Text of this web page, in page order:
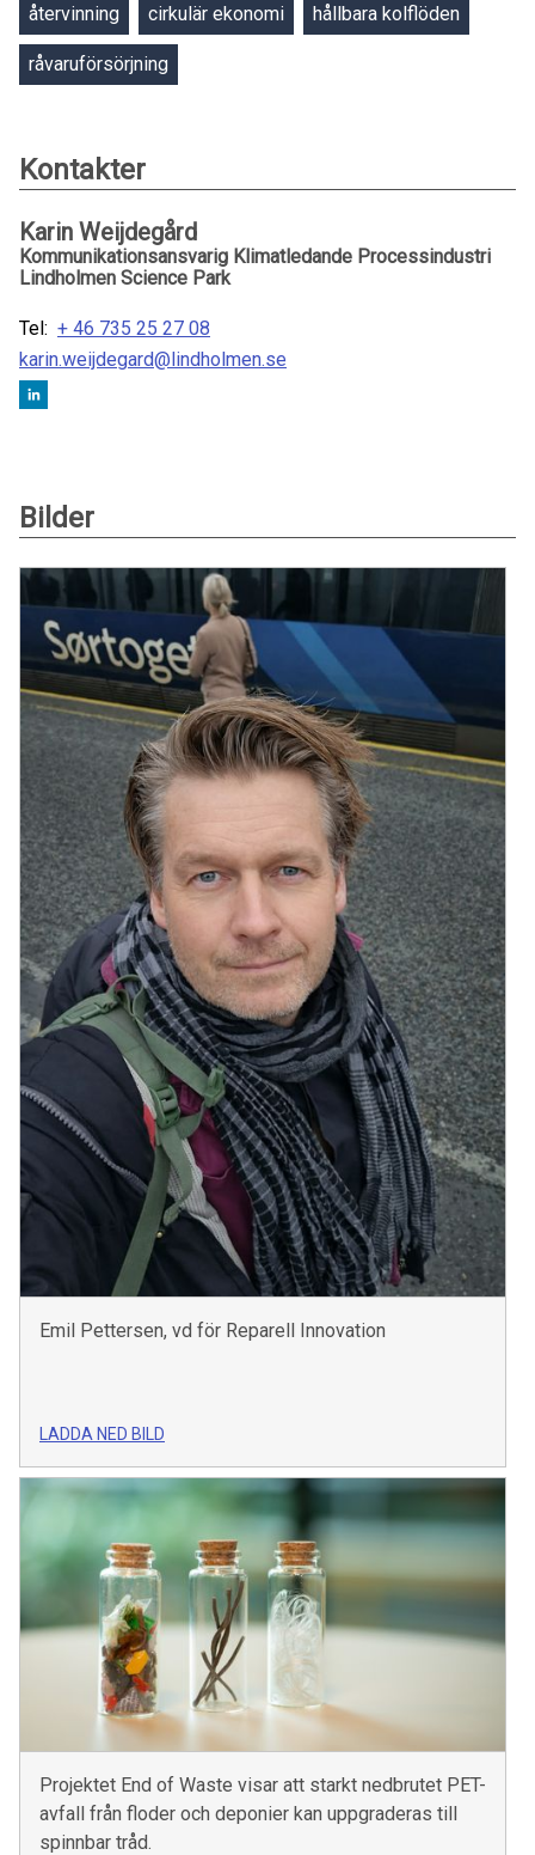
återvinning cirkulär ekonomi hållbara kolflöden
råvaruförsörjning
Kontakter
Karin Weijdegård
Kommunikationsansvarig Klimatledande Processindustri
Lindholmen Science Park
Tel: + 46 735 25 27 08
karin.weijdegard@lindholmen.se
Bilder
Emil Pettersen, vd för Reparell Innovation
LADDA NED BILD
Projektet End of Waste visar att starkt nedbrutet PET-
avfall från floder och deponier kan uppgraderas till
spinnbar tråd.